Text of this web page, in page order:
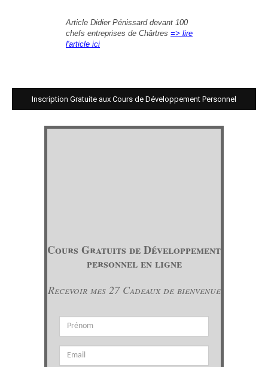
Article Didier Pénissard devant 100
chefs entreprises de Chârtres => lire
l'article ici
Inscription Gratuite aux Cours de Développement Personnel
Cours Gratuits de Développement
personnel en ligne
Recevoir mes 27 Cadeaux de bienvenue